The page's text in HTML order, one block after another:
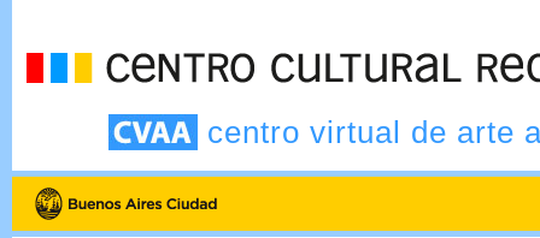
centro virtual de arte